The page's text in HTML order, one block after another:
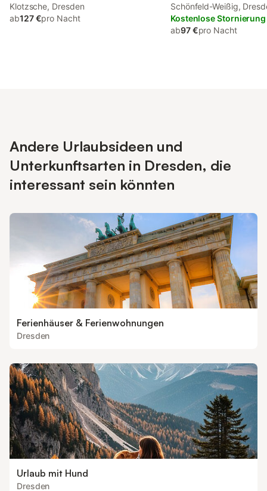
Klotzsche, Dresden
ab127 €pro Nacht
Schönfeld-Weißig,
Kostenlose Stornierung
ab97 €pro Nacht
Andere Urlaubsideen und
Unterkunftsarten in Dresden, die
interessant sein könnten
Ferienhäuser & Ferienwohnungen
Dresden
Urlaub mit Hund
Dresden